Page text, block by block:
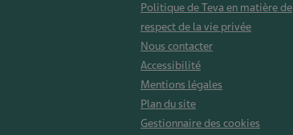
Politique de Teva en matière de
respect de la vie privée
Nous contacter
Accessibilité
Mentions légales
Plan du site
Gestionnaire des cookies